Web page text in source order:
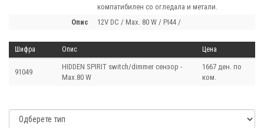
компатибилен со огледала и метали.
опис
12V DC / Max. 80 W / PI44 /
Шифра Опис Цена
91049
HIDDEN SPIRIT switch/dimmer сензор -
Max.80 W
1667 ден. по
ком.